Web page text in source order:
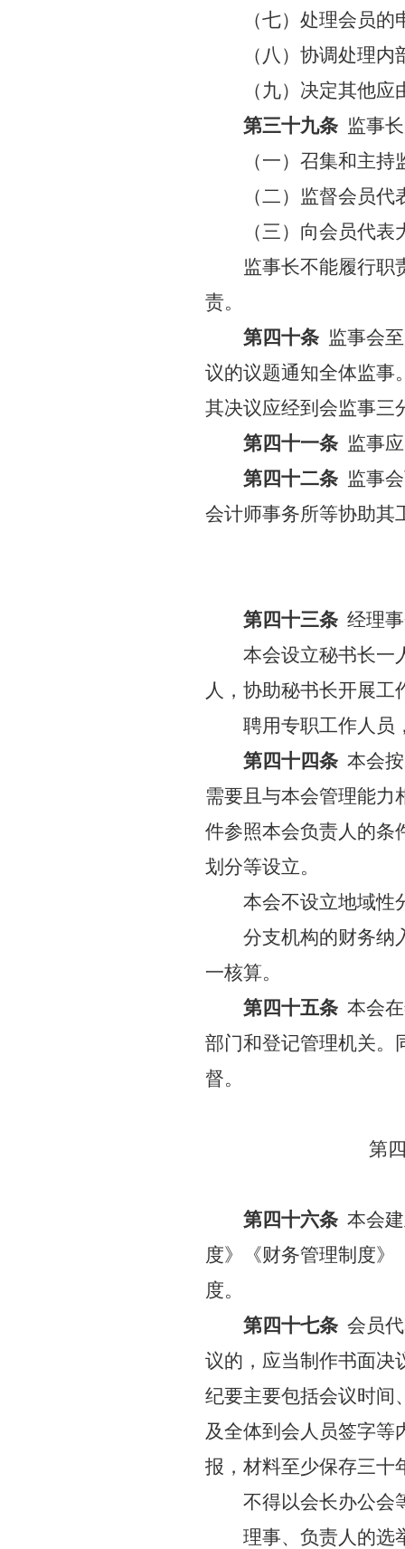
（七）处理会员
（八）协调处理
（九）决定其他
第三十九条 监事
（一）召集和主持
（二）监督会员
（三）向会员代
监事长不能履行职
责。
第四十条 监事会
议的议题通知全体监事
其决议应经到会监事三
第四十一条 监事
第四十二条 监事
会计师事务所等协助其
第四十三条 经理
本会设立秘书长一
人，协助秘书长开展工
聘用专职工作人员
第四十四条 本会
需要且与本会管理能力
件参照本会负责人的条
划分等设立。
本会不设立地域性
分支机构的财务纳
一核算。
第四十五条 本会
部门和登记管理机关。
督。
第
第四十六条 本会
度》《财务管理制度》
度。
第四十七条 会员
议的，应当制作书面决
纪要主要包括会议时间
及全体到会人员签字等
报，材料至少保存三十
不得以会长办公会
理事、负责人的选